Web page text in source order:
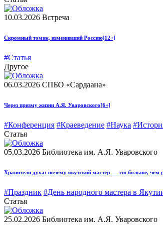
10.03.2026 Встреча
Скромный томик, изменивший Россию[12+]
#Статья
Другое
06.03.2026 СПБО «Сардаана»
Через призму жизни А.Я. Уваровского[6+]
#Конференция #Краеведение #Наука
Статья
05.03.2026 Библиотека им. А.Я. Уваровского
Хранители духа: почему якутский мастер — это больше, чем
#Праздник #День народного мастера в
Статья
25.02.2026 Библиотека им. А.Я. Уваровского